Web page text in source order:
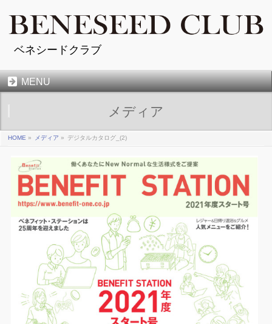
ベネシードクラブ
MENU
メディア
HOME » メディア » デジタルカタログ_(2)